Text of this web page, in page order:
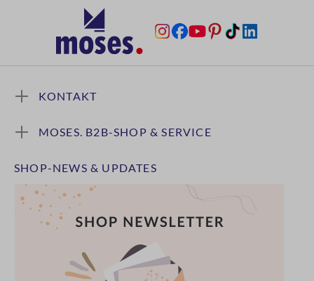
MOSES. B2B-SHOP & SERVICE
SHOP-NEWS & UPDATES
KONTAKT